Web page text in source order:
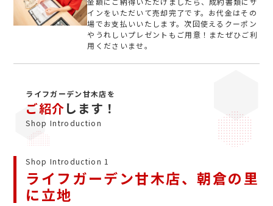
インをいただいて売却完了です。お代金はその
場でお支払いいたします。次回使えるクーポン
やうれしいプレゼントもご用意！またぜひご利
用くださいませ。
ライフガーデン甘木店を
ご紹介します！
Shop Introduction
Shop Introduction 1
ライフガーデン甘木店、朝倉の里
に立地